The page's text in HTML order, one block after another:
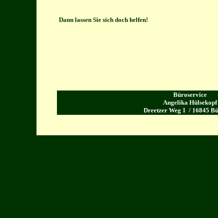
Dann lassen Sie sich doch helfen!
Büroservice
Angelika Hülsekopf
Dreetzer Weg 1 / 16845